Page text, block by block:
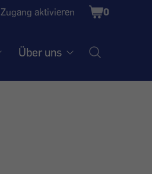
Zugang aktivieren
Shopping
Cart
0
Über uns